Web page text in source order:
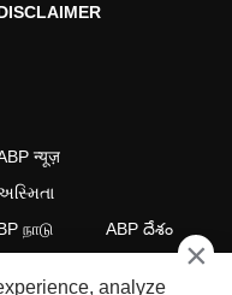
न्यूज़
நாடு ABP దేశం
×
analyze